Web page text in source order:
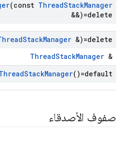
(const ThreadStackManager
&&)=delete
StackManager &)=delete
ThreadStackManager &
StackManager()=default
صفوف الأصدقاء